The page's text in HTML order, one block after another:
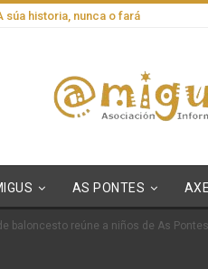
historia, nunca o fará
AS PONTES
baloncesto reúne a niños de As